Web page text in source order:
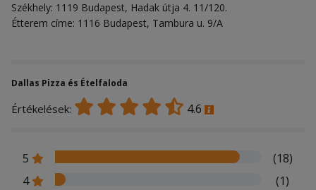
Székhely: 1119 Budapest, Hadak útja 4. 11/120.
Étterem címe: 1116 Budapest, Tambura u. 9/A
Dallas Pizza és Ételfaloda
Értékelések: 4.6
5
(18)
4
(1)